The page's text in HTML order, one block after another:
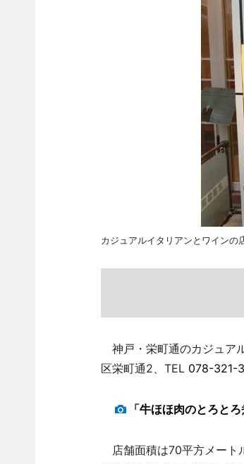
カジュアルイタリアンとワイン
神戸・栄町通のカジュア
区栄町通2、TEL 078-321-
「牛ほほ肉のとろとろ
店舗面積は70平方メート